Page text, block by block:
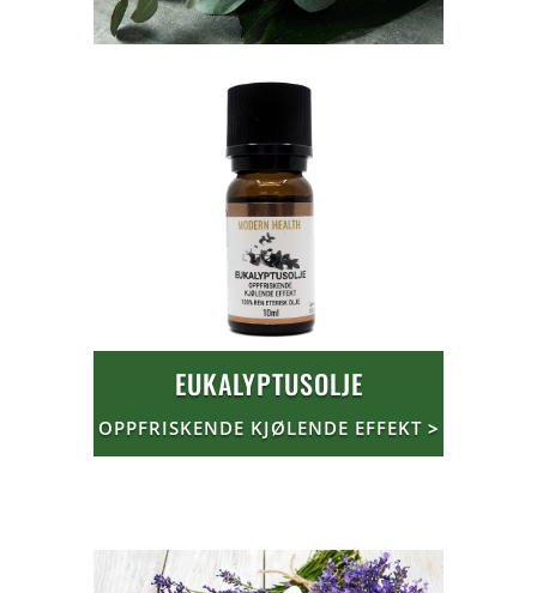
EUKALYPTUSOLJE
OPPFRISKENDE KJØLENDE EFFEKT>